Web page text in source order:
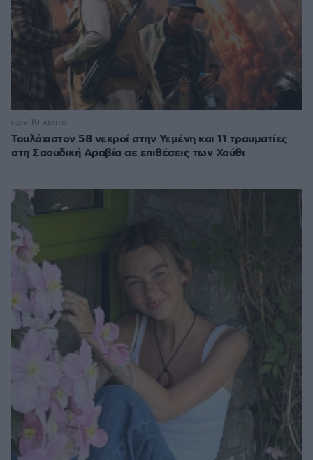
Τουλάχιστον 58 νεκροί στην Υεμένη και 11 τραυματίες
στη Σαουδική Αραβία σε επιθέσεις των Χούθι
πριν 10 λεπτά